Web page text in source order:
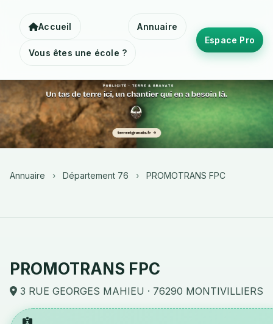
Accueil Annuaire
Vous êtes une école ?
Espace Pro
Annuaire › Département 76 › PROMOTRANS FPC
PROMOTRANS FPC
3 RUE GEORGES MAHIEU · 76290 MONTIVILLIERS